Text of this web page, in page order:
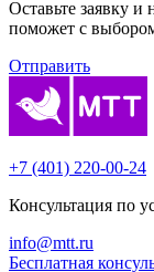
Оставьте заявку и
поможет с
Отправить
+7 (401) 220-00-24
Консультация по
info@mtt.ru
Бесплатная